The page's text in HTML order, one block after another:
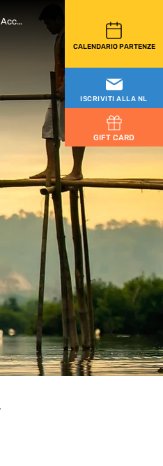
CALENDARIO PARTENZE
Accedi
ISCRIVITI ALLA NL
GIFT CARD